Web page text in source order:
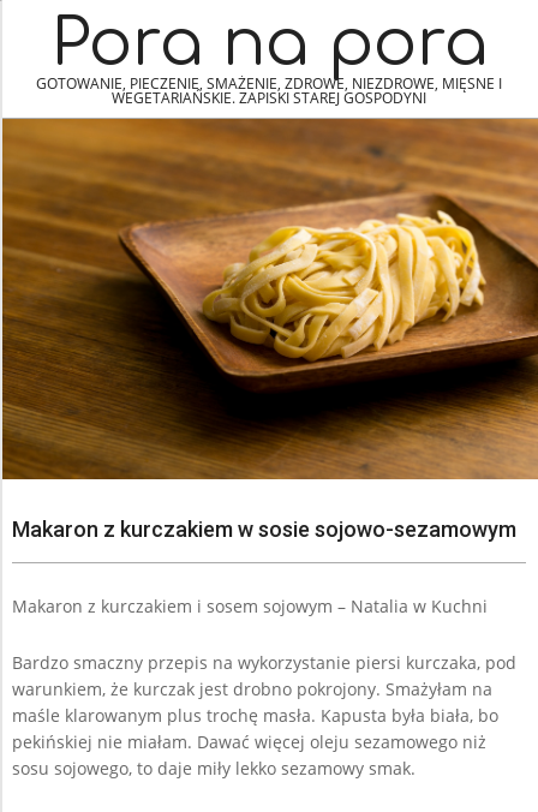
content
NavigationPora na pora
GOTOWANIE, PIECZENIE, SMAŻENIE, ZDROWE, NIEZDROWE, MIĘSNE I
WEGETARIAŃSKIE. ZAPISKI STAREJ GOSPODYNI
Makaron z kurczakiem w sosie sojowo-sezamowym
Makaron z kurczakiem i sosem sojowym – Natalia w Kuchni
Bardzo smaczny przepis na wykorzystanie piersi kurczaka, pod
warunkiem, że kurczak jest drobno pokrojony. Smażyłam na
maśle klarowanym plus trochę masła. Kapusta była biała, bo
pekińskiej nie miałam. Dawać więcej oleju sezamowego niż
sosu sojowego, to daje miły lekko sezamowy smak.